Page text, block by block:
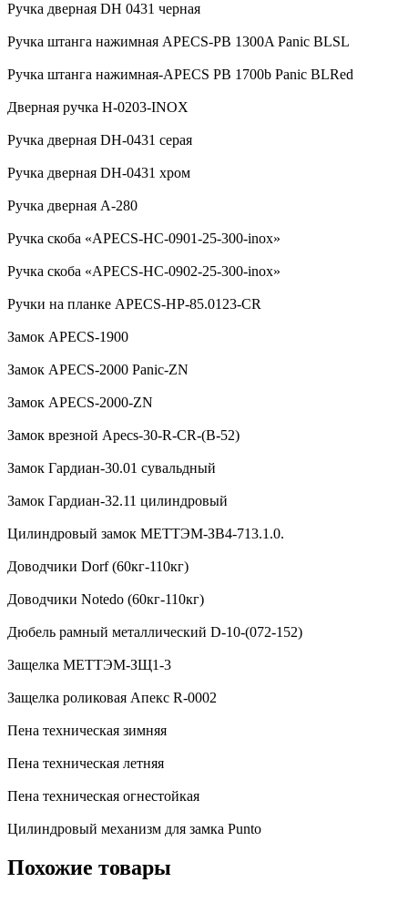
Ручка дверная DH 0431 черная
Ручка штанга нажимная APECS-PB 1300A Panic BLSL
Ручка штанга нажимная-APECS PB 1700b Panic BLRed
Дверная ручка H-0203-INOX
Ручка дверная DH-0431 серая
Ручка дверная DH-0431 хром
Ручка дверная А-280
Ручка скоба «APECS-HC-0901-25-300-inox»
Ручка скоба «APECS-HC-0902-25-300-inox»
Ручки на планке APECS-HP-85.0123-CR
Замок APECS-1900
Замок APECS-2000 Panic-ZN
Замок APECS-2000-ZN
Замок врезной Apecs-30-R-CR-(B-52)
Замок Гардиан-30.01 сувальдный
Замок Гардиан-32.11 цилиндровый
Цилиндровый замок МЕТТЭМ-ЗВ4-713.1.0.
Доводчики Dorf (60кг-110кг)
Доводчики Notedo (60кг-110кг)
Дюбель рамный металлический D-10-(072-152)
Защелка МЕТТЭМ-ЗЩ1-3
Защелка роликовая Апекс R-0002
Пена техническая зимняя
Пена техническая летняя
Пена техническая огнестойкая
Цилиндровый механизм для замка Punto
Похожие товары